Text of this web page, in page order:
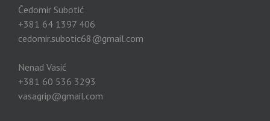
Čedomir Subotić
+381 64 1397 406
cedomir.subotic68@gmail.com
Nenad Vasić
+381 60 536 3293
vasagrip@gmail.com